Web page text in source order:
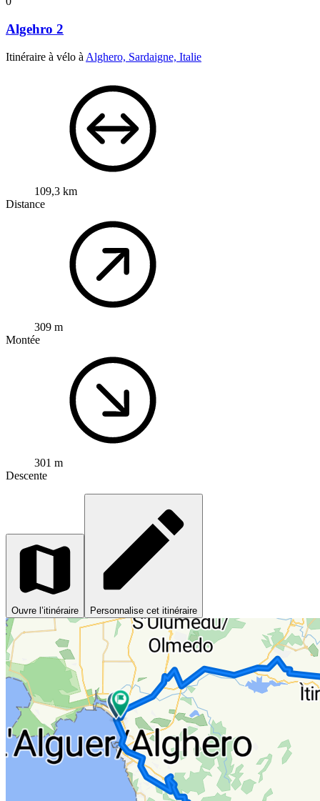
Algehro 2
Itinéraire à vélo à Alghero, Sardaigne, Italie
109,3 km
Distance
309 m
Montée
301 m
Descente
Ouvre l’itinéraire Personnalise cet itinéraire